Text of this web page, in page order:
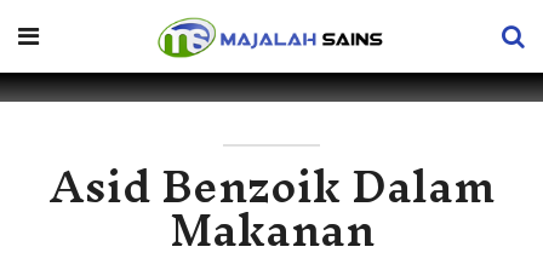
Asid Benzoik Dalam
Makanan